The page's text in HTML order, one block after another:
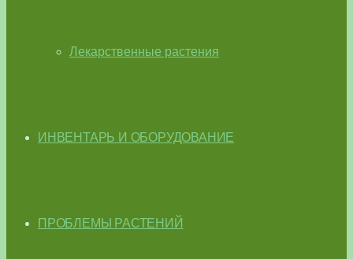
Лекарственные растения
ИНВЕНТАРЬ И ОБОРУДОВАНИЕ
ПРОБЛЕМЫ РАСТЕНИЙ